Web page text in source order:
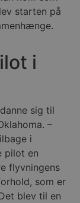
starten på
i
sig til
–
i
pilot en
flyvningens
som er
blev til en